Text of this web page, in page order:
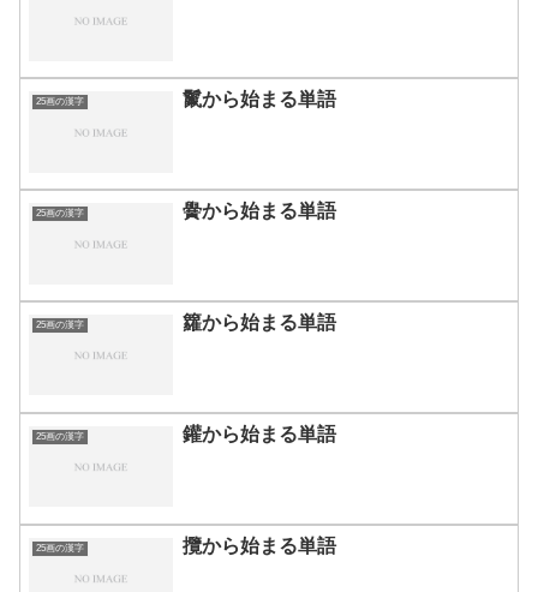
25画の漢字 鬣から始まる単語
25画の漢字 黌から始まる単語
25画の漢字 籮から始まる単語
25画の漢字 鑵から始まる単語
25画の漢字 攬から始まる単語